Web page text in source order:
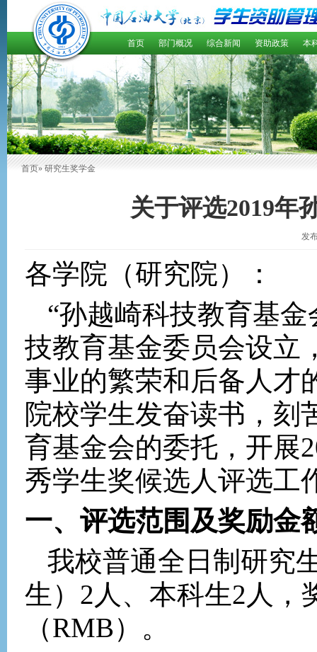
首页 部门概况 综合新闻 资助政策 本
首页» 研究生奖学金
关于评选2019年
发
各学院（研究院）：
“孙越崎科技教育基
技教育基金委员会设立
事业的繁荣和后备人才
院校学生发奋读书，刻
育基金会的委托，开展
秀学生奖候选人评选工
一、评选范围及奖励金
我校普通全日制研究
生） 2 人、本科生2 人，
（RMB）。